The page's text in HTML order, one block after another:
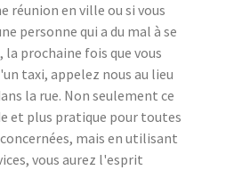
réunion en ville ou si vous
personne qui a du mal à se
la prochaine fois que vous
taxi, appelez nous au lieu
la rue. Non seulement ce
et plus pratique pour toutes
mais en utilisant
vous aurez l'esprit